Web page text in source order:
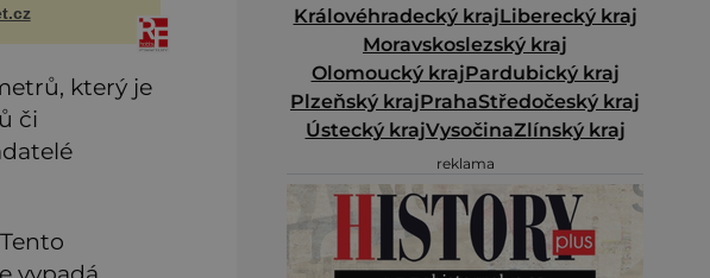
běžně – s
houbou a
který je
či
Královéhradecký krajLiberecký kraj
Moravskoslezský kraj
Olomoucký krajPardubický kraj
Plzeňský krajPrahaStředočeský kraj
Ústecký krajVysočinaZlínský kraj
reklama